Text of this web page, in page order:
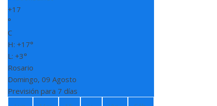
+17
°
C
H: +17°
L: +3°
Rosario
Domingo, 09 Agosto
Previsión para 7 días